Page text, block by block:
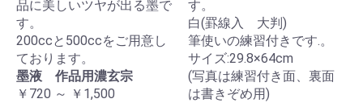
品に美しいツヤが出る墨で
す。
200ccと500ccをご用意し
ております。
墨液 作品用濃玄宗
￥720 ～ ￥1,500
す。
白(罫線入 大判)
筆使いの練習付きです.。
サイズ:29.8×64cm
(写真は練習付き面、裏面
は書きぞめ用)